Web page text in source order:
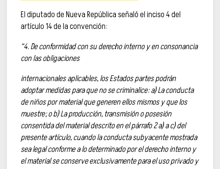
El diputado de Nueva República señaló el inciso 4 del
artículo 14 de la convención:
“4. De conformidad con su derecho interno y en consonancia
con las obligaciones
internacionales aplicables, los Estados partes podrán
adoptar medidas para que no se criminalice: a) La conducta
de niños por material que generen ellos mismos y que los
muestre; o b) La producción, transmisión o posesión
consentida del material descrito en el párrafo 2 a) a c) del
presente artículo, cuando la conducta subyacente mostrada
sea legal conforme a lo determinado por el derecho interno y
el material se conserve exclusivamente para el uso privado y